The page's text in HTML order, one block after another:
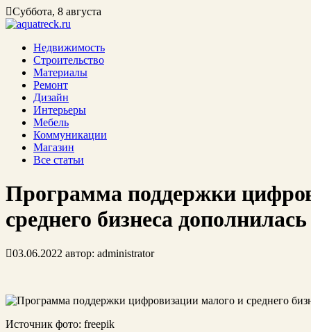
Суббота, 8 августа
Недвижимость
Строительство
Материалы
Ремонт
Дизайн
Интерьеры
Мебель
Коммуникации
Магазин
Все статьи
Программа поддержки
среднего бизнеса
03.06.2022 автор: administrator
Источник фото: freepik